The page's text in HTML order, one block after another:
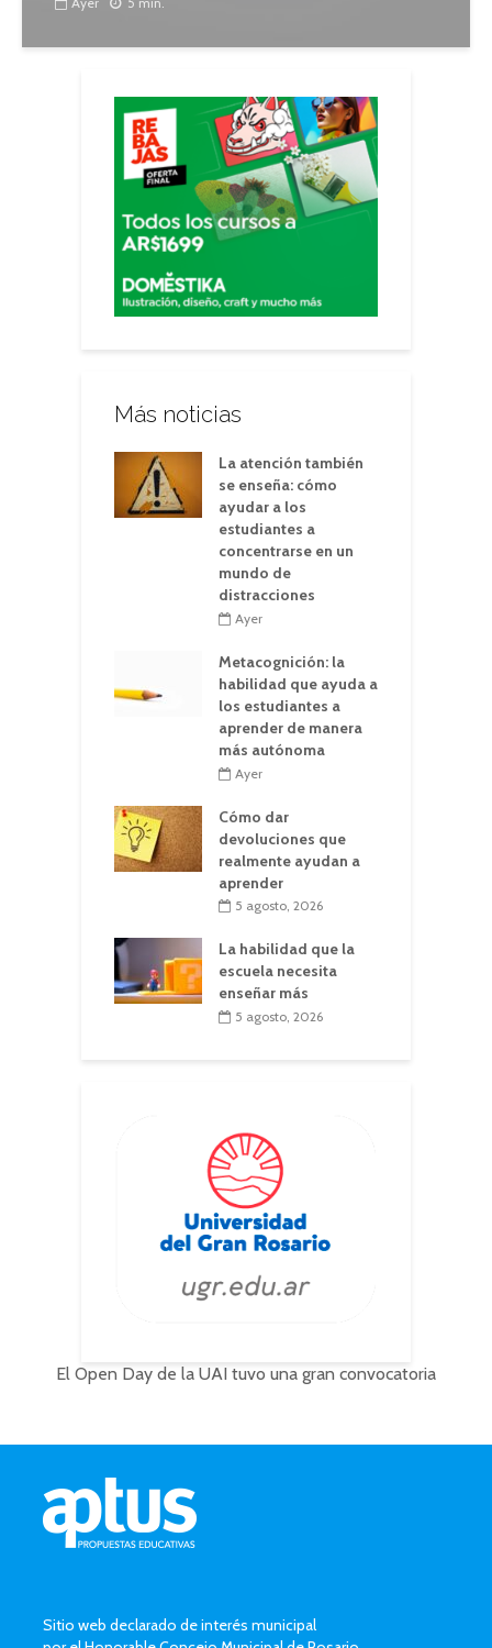
Más noticias
La atención también
se enseña: cómo
ayudar a los
estudiantes a
concentrarse en un
mundo de
distracciones
Ayer
Metacognición: la
habilidad que ayuda a
los estudiantes a
aprender de manera
más autónoma
Ayer
Cómo dar
devoluciones que
realmente ayudan a
aprender
5 agosto, 2026
La habilidad que la
escuela necesita
enseñar más
5 agosto, 2026
El Open Day de la UAI tuvo una gran convocatoria
Sitio web declarado de interés municipal